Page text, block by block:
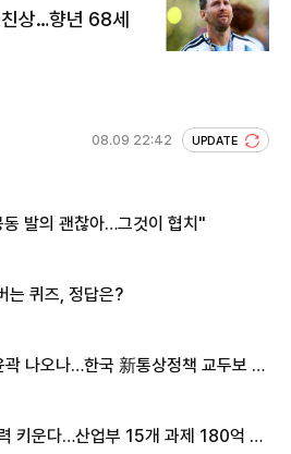
상…향년 68세
08.09 22:42 UPDATE
발의 괜찮아…그것이 협치"
는 퀴즈, 정답은?
나오나…한국 新통상정책 교두보 활
키운다…산업부 15개 과제 180억 지